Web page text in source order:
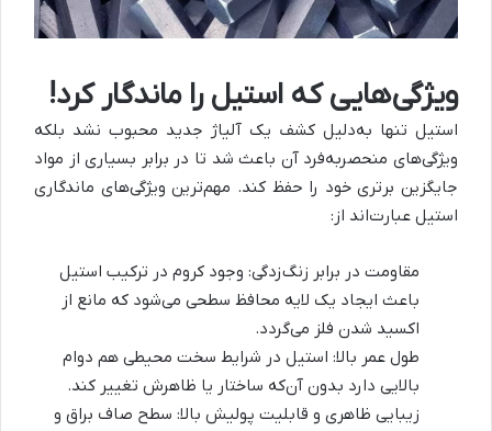
ویژگی‌هایی که استیل را ماندگار کرد!
استیل تنها به‌دلیل کشف یک آلیاژ جدید محبوب نشد بلکه
ویژگی‌های منحصربه‌فرد آن باعث شد تا در برابر بسیاری از مواد
جایگزین برتری خود را حفظ کند. مهم‌ترین ویژگی‌های ماندگاری
استیل عبارت‌اند از:
مقاومت در برابر زنگ‌زدگی: وجود کروم در ترکیب استیل
باعث ایجاد یک لایه محافظ سطحی می‌شود که مانع از
اکسید شدن فلز می‌گردد.
طول عمر بالا: استیل در شرایط سخت محیطی هم دوام
بالایی دارد بدون آن‌که ساختار یا ظاهرش تغییر کند.
زیبایی ظاهری و قابلیت پولیش بالا: سطح صاف براق و